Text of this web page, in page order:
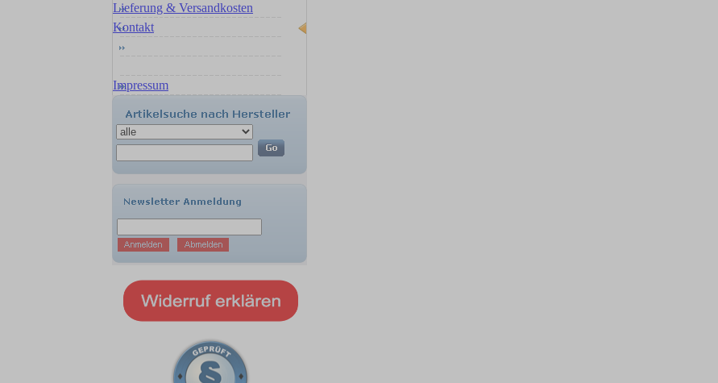
Lieferung & Versandkosten
Kontakt
Impressum